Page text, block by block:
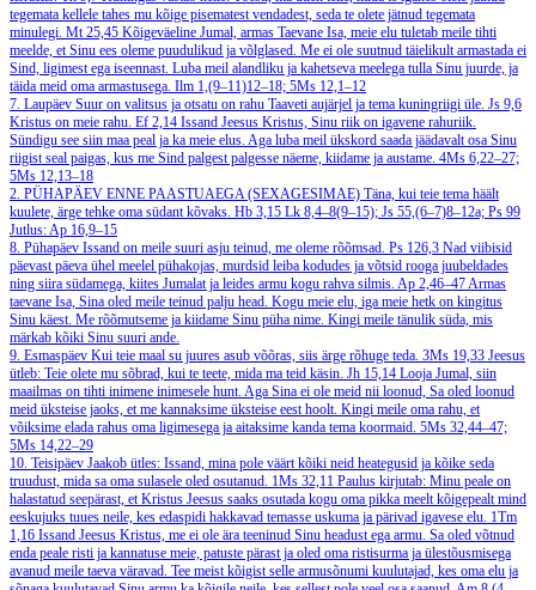
tegemata kellele tahes mu kõige pisematest vendadest, seda te olete jätnud tegemata
minulegi. Mt 25,45 Kõigeväeline Jumal, armas Taevane Isa, meie elu tuletab meile tihti
meelde, et Sinu ees oleme puudulikud ja võlglased. Me ei ole suutnud täielikult armastada ei
Sind, ligimest ega iseennast. Luba meil alandliku ja kahetseva meelega tulla Sinu juurde, ja
täida meid oma armastusega. Ilm 1,(9–11)12–18; 5Ms 12,1–12
7. Laupäev Suur on valitsus ja otsatu on rahu Taaveti aujärjel ja tema kuningriigi üle. Js 9,6
Kristus on meie rahu. Ef 2,14 Issand Jeesus Kristus, Sinu riik on igavene rahuriik.
Sündigu see siin maa peal ja ka meie elus. Aga luba meil ükskord saada jäädavalt osa Sinu
riigist seal paigas, kus me Sind palgest palgesse näeme, kiidame ja austame. 4Ms 6,22–27;
5Ms 12,13–18
2. PÜHAPÄEV ENNE PAASTUAEGA (SEXAGESIMAE) Täna, kui teie tema häält
kuulete, ärge tehke oma südant kõvaks. Hb 3,15 Lk 8,4–8(9–15); Js 55,(6–7)8–12a; Ps 99
Jutlus: Ap 16,9–15
8. Pühapäev Issand on meile suuri asju teinud, me oleme rõõmsad. Ps 126,3 Nad viibisid
päevast päeva ühel meelel pühakojas, murdsid leiba kodudes ja võtsid rooga juubeldades
ning siira südamega, kiites Jumalat ja leides armu kogu rahva silmis. Ap 2,46–47Armas
taevane Isa, Sina oled meile teinud palju head. Kogu meie elu, iga meie hetk on kingitus
Sinu käest. Me rõõmutseme ja kiidame Sinu püha nime. Kingi meile tänulik süda, mis
märkab kõiki Sinu suuri ande.
9. Esmaspäev Kui teie maal su juures asub võõras, siis ärge rõhuge teda. 3Ms 19,33 Jeesus
ütleb: Teie olete mu sõbrad, kui te teete, mida ma teid käsin. Jh 15,14 Looja Jumal, siin
maailmas on tihti inimene inimesele hunt. Aga Sina ei ole meid nii loonud, Sa oled loonud
meid üksteise jaoks, et me kannaksime üksteise eest hoolt. Kingi meile oma rahu, et
võiksime elada rahus oma ligimesega ja aitaksime kanda tema koormaid. 5Ms 32,44–47;
5Ms 14,22–29
10. Teisipäev Jaakob ütles: Issand, mina pole väärt kõiki neid heategusid ja kõike seda
truudust, mida sa oma sulasele oled osutanud. 1Ms 32,11 Paulus kirjutab: Minu peale on
halastatud seepärast, et Kristus Jeesus saaks osutada kogu oma pikka meelt kõigepealt mind
eeskujuks tuues neile, kes edaspidi hakkavad temasse uskuma ja pärivad igavese elu. 1Tm
1,16 Issand Jeesus Kristus, me ei ole ära teeninud Sinu headust ega armu. Sa oled võtnud
enda peale risti ja kannatuse meie, patuste pärast ja oled oma ristisurma ja ülestõusmisega
avanud meile taeva väravad. Tee meist kõigist selle armusõnumi kuulutajad, kes oma elu ja